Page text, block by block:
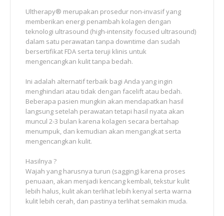
Ultherapy® merupakan prosedur non-invasif yang
memberikan energi penambah kolagen dengan
teknologi ultrasound (high-intensity focused ultrasound)
dalam satu perawatan tanpa downtime dan sudah
bersertifikat FDA serta teruji klinis untuk
mengencangkan kulit tanpa bedah.
Ini adalah alternatif terbaik bagi Anda yang ingin
menghindari atau tidak dengan facelift atau bedah.
Beberapa pasien mungkin akan mendapatkan hasil
langsung setelah perawatan tetapi hasil nyata akan
muncul 2-3 bulan karena kolagen secara bertahap
menumpuk, dan kemudian akan mengangkat serta
mengencangkan kulit.
Hasilnya ?
Wajah yang harusnya turun (sagging) karena proses
penuaan, akan menjadi kencang kembali, tekstur kulit
lebih halus, kulit akan terlihat lebih kenyal serta warna
kulit lebih cerah, dan pastinya terlihat semakin muda.